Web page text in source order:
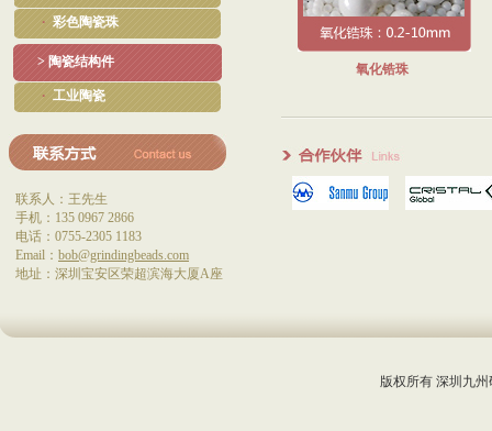
· 彩色陶瓷珠
> 陶瓷结构件
· 工业陶瓷
联系人：王先生
手机：135 0967 2866
电话：0755-2305 1183
Email： bob@grindingbeads.com
地址：深圳宝安区荣超滨海大厦A座
氧化锆珠
版权所有 深圳九